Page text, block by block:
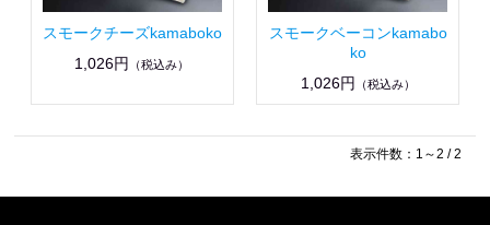
スモークチーズkamaboko
1,026円
（税込み）
スモークベーコンkamabo
ko
1,026円
（税込み）
表示件数：1～2 / 2